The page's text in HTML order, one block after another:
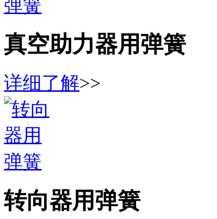
真空助力器用弹簧
详细了解>>
转向器用弹簧